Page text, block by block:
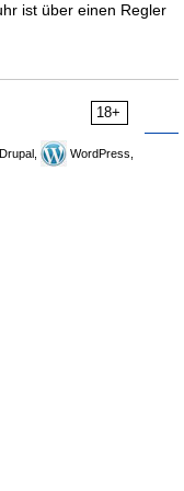
ist über einen Regler
18+
Drupal,
WordPress,